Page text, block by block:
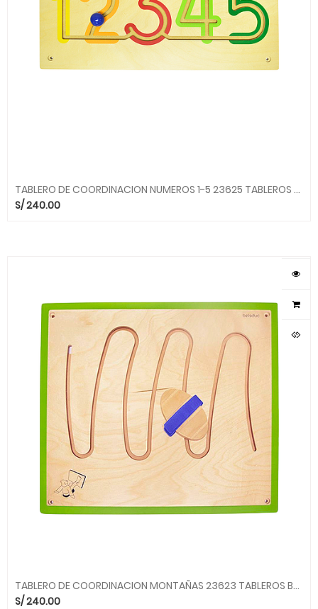
TABLERO DE COORDINACION NUMEROS 1-5 23625 TABLEROS BELEDUC bld
S/240.00
TABLERO DE COORDINACION MONTAÑAS 23623 TABLEROS BELEDUC bld
S/240.00